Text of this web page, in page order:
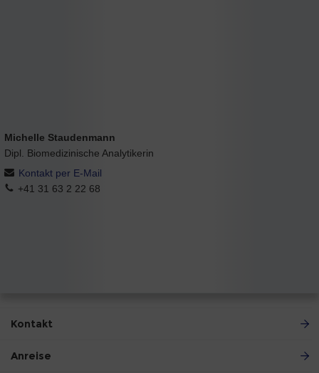
Michelle Staudenmann
Dipl. Biomedizinische Analytikerin
Kontakt per E-Mail
+41 31 63 2 22 68
Kontakt
Anreise